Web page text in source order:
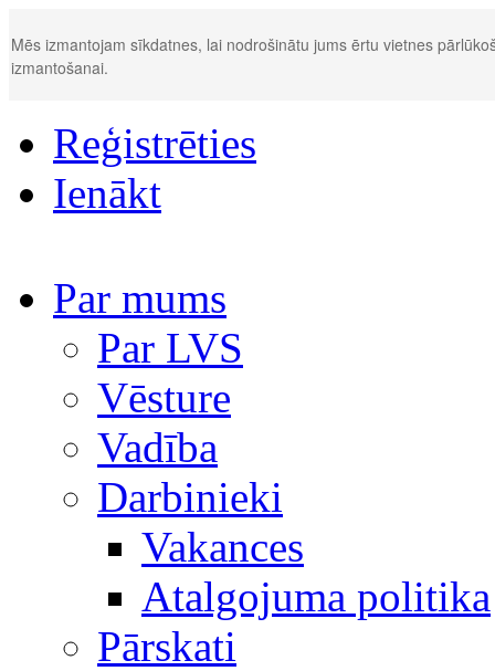
Mēs izmantojam sīkdatnes, lai nodrošinātu jums ērtu vietnes
izmantošanai.
Reģistrēties
Ienākt
Par mums
Par LVS
Vēsture
Vadība
Darbinieki
Vakances
Atalgojuma politika
Pārskati